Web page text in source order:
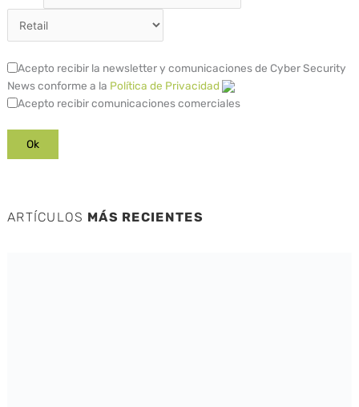
Acepto recibir la newsletter y comunicaciones de Cyber Security
News conforme a la Política de Privacidad
Acepto recibir comunicaciones comerciales
ARTÍCULOS MÁS RECIENTES